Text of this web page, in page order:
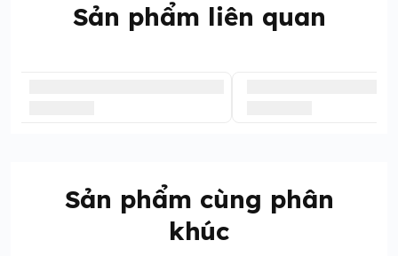
Sản phẩm liên quan
Sản phẩm cùng phân
khúc